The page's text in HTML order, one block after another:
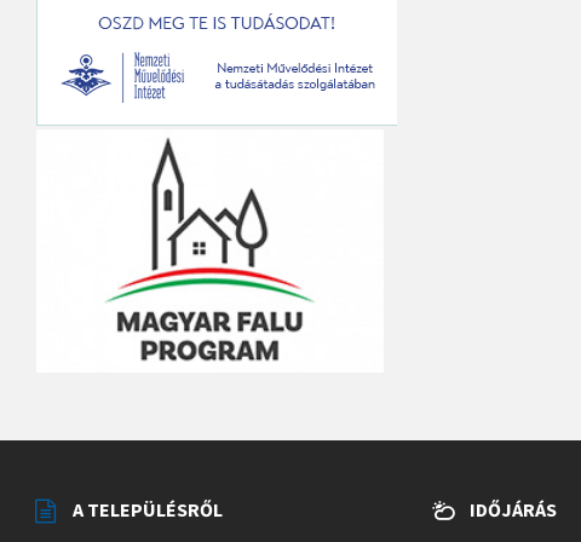
A TELEPÜLÉSRŐL IDŐJÁRÁS